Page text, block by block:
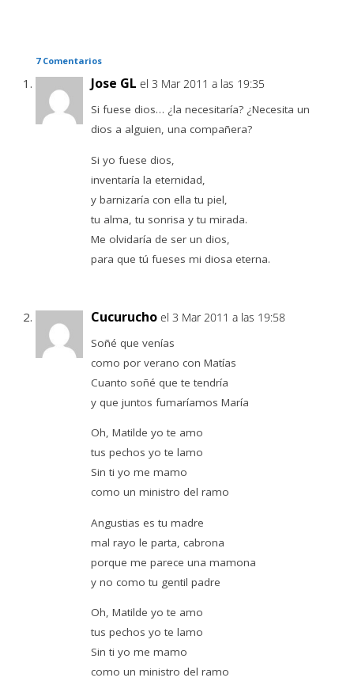
7 Comentarios
Jose GL el 3 Mar 2011 a las 19:35
Si fuese dios… ¿la necesitaría? ¿Necesita un
dios a alguien, una compañera?
Si yo fuese dios,
inventaría la eternidad,
y barnizaría con ella tu piel,
tu alma, tu sonrisa y tu mirada.
Me olvidaría de ser un dios,
para que tú fueses mi diosa eterna.
Cucurucho el 3 Mar 2011 a las 19:58
Soñé que venías
como por verano con Matías
Cuanto soñé que te tendría
y que juntos fumaríamos María
Oh, Matilde yo te amo
tus pechos yo te lamo
Sin ti yo me mamo
como un ministro del ramo
Angustias es tu madre
mal rayo le parta, cabrona
porque me parece una mamona
y no como tu gentil padre
Oh, Matilde yo te amo
tus pechos yo te lamo
Sin ti yo me mamo
como un ministro del ramo